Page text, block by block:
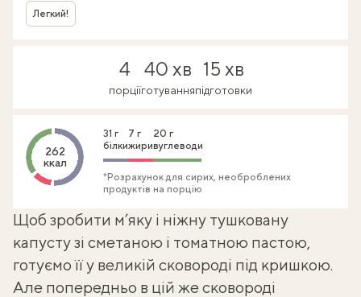
Легкий!
4
порції
40 хв
готування
15 хв
підготовки
262
ккал
31 г
білки
7 г
жири
20 г
вуглеводи
*Розрахунок для сирих, необроблених
продуктів на порцію
Щоб зробити м’яку і ніжну тушковану
капусту зі сметаною і томатною пастою,
готуємо її у великій сковороді під кришкою.
Але попередньо в цій же сковороді